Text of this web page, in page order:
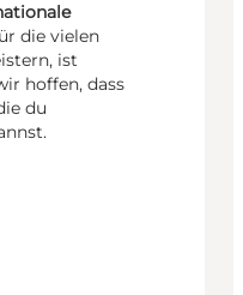
die vielen
ist
hoffen, dass
du